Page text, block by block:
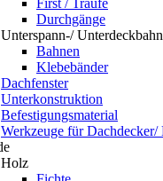
First / Traufe
Durchgänge
Unterspann-/
Bahnen
Klebebänder
Dachfenster
Unterkonstruktion
Befestigungsmaterial
Werkzeuge für Dachdecker/
Holz